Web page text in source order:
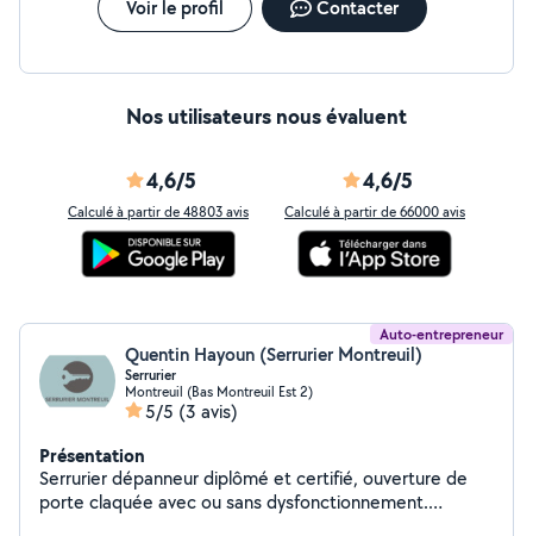
Voir le profil Contacter
Nos utilisateurs nous évaluent
4,6/5
Calculé à partir de 48803 avis
4,6/5
Calculé à partir de 66000 avis
Auto-entrepreneur
Quentin Hayoun (Serrurier Montreuil)
Serrurier
Montreuil (Bas Montreuil Est 2)
5/5 (3 avis)
Présentation
Serrurier dépanneur diplômé et certifié, ouverture de
porte claquée avec ou sans dysfonctionnement.